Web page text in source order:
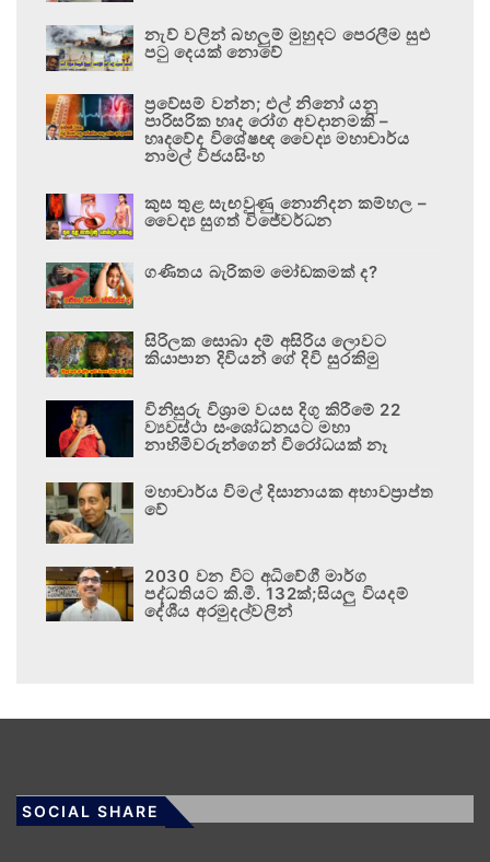
නැව් වලින් බහලුම් මුහුදට පෙරලීම සුළු
පටු දෙයක් නොවේ
ප්‍රවේසම් වන්න; එල් නිනෝ යනු
පාරිසරික හෘද රෝග අවදානමකි –
හෘදවේද විශේෂඥ වෛද්‍ය මහාචාර්ය
නාමල් විජයසිංහ
කුස තුළ සැඟවුණු නොනිදන කම්හල –
වෛද්‍ය සුගත් විජේවර්ධන
ගණිතය බැරිකම මෝඩකමක් ද?
සිරිලක සොබා දම් අසිරිය ලොවට
කියාපාන දිවියන් ගේ දිවි සුරකිමු
විනිසුරු විශ්‍රාම වයස දිගු කිරීමේ 22
ව්‍යවස්ථා සංශෝධනයට මහා
නාහිමිවරුන්ගෙන් විරෝධයක් නෑ
මහාචාර්ය විමල් දිසානායක අභාවප්‍රාප්ත
වේ
2030 වන විට අධිවේගී මාර්ග
පද්ධතියට කි.මී. 132ක්;සියලු වියදම්
දේශීය අරමුදල්වලින්
SOCIAL SHARE